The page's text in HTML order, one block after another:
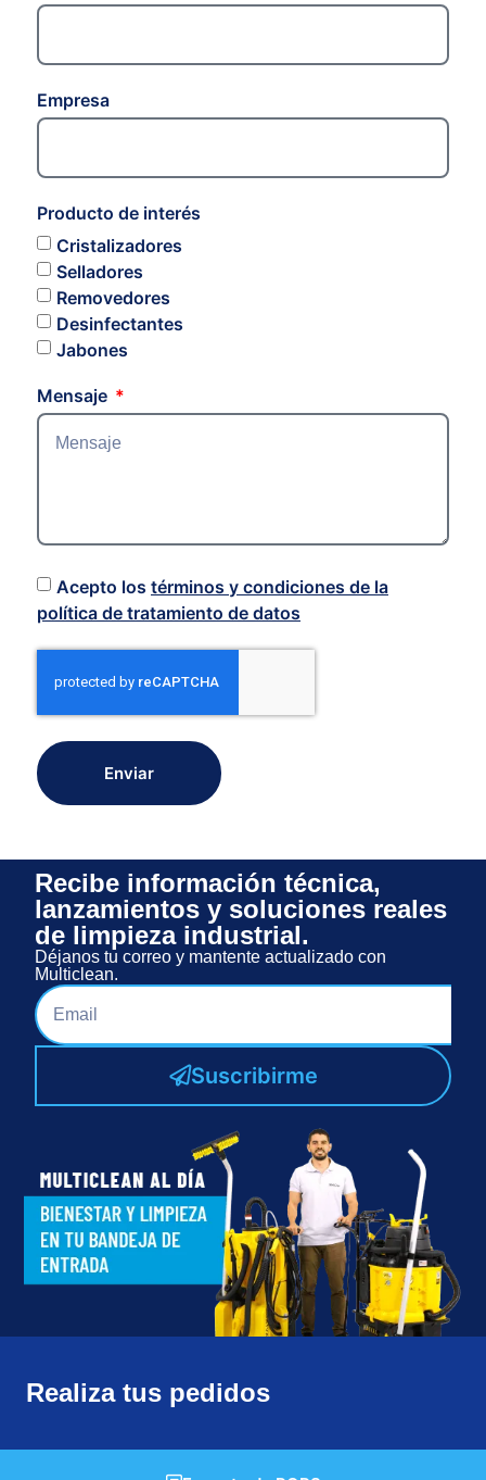
Empresa
Producto de interés
Cristalizadores
Selladores
Removedores
Desinfectantes
Jabones
Mensaje
Acepto los términos y condiciones de la
política de tratamiento de datos
Enviar
Recibe información técnica,
lanzamientos y soluciones reales
de limpieza industrial.
Déjanos tu correo y mantente actualizado con
Multiclean.
Suscribirme
Realiza tus pedidos